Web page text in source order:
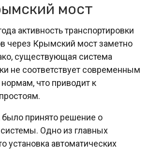
мост
активность транспортировки
через Крымский мост заметно
существующая система
не соответствует современным
что приводит к
было принято решение о
Одно из главных
установка автоматических